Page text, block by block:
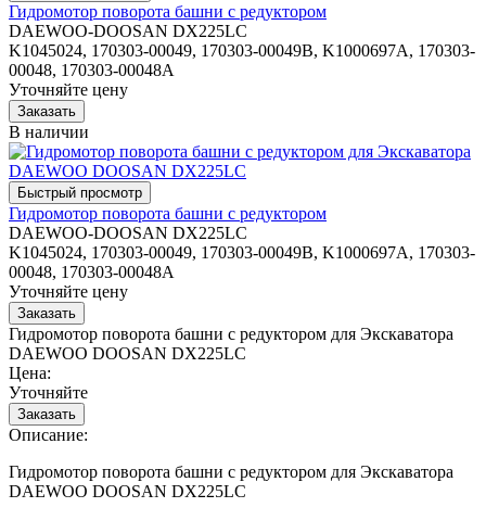
Гидромотор поворота башни с редуктором
DAEWOO-DOOSAN DX225LC
K1045024, 170303-00049, 170303-00049B, K1000697A, 170303-
00048, 170303-00048A
Уточняйте цену
В наличии
Гидромотор поворота башни с редуктором
DAEWOO-DOOSAN DX225LC
K1045024, 170303-00049, 170303-00049B, K1000697A, 170303-
00048, 170303-00048A
Уточняйте цену
Гидромотор поворота башни с редуктором для Экскаватора
DAEWOO DOOSAN DX225LC
Цена:
Уточняйте
Описание:
Гидромотор поворота башни с редуктором для Экскаватора
DAEWOO DOOSAN DX225LC